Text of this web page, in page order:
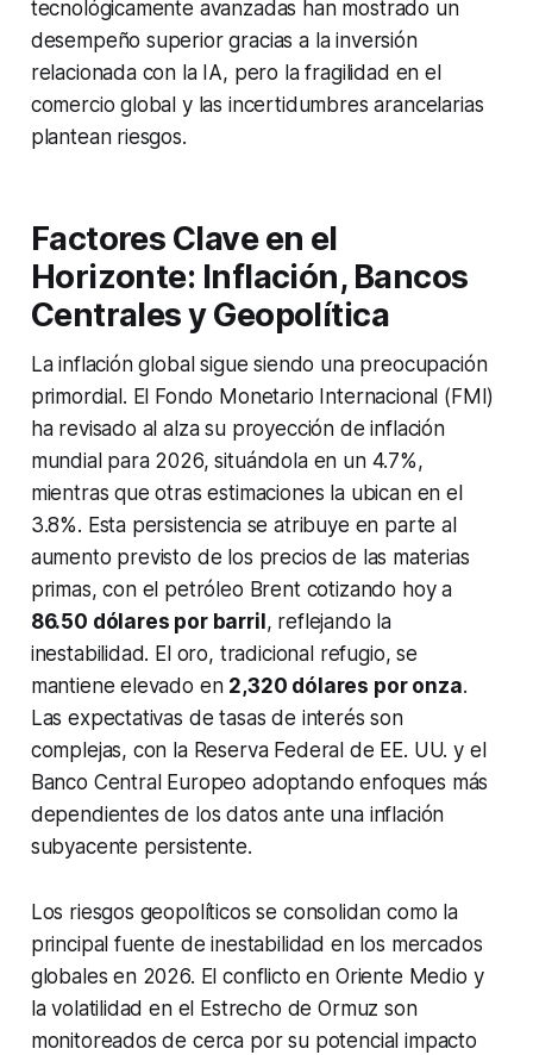
tecnológicamente avanzadas han mostrado un
desempeño superior gracias a la inversión
relacionada con la IA, pero la fragilidad en el
comercio global y las incertidumbres arancelarias
plantean riesgos.
Factores Clave en el
Horizonte: Inflación, Bancos
Centrales y Geopolítica
La inflación global sigue siendo una preocupación
primordial. El Fondo Monetario Internacional (FMI)
ha revisado al alza su proyección de inflación
mundial para 2026, situándola en un 4.7%,
mientras que otras estimaciones la ubican en el
3.8%. Esta persistencia se atribuye en parte al
aumento previsto de los precios de las materias
primas, con el petróleo Brent cotizando hoy a
86.50 dólares por barril , reflejando la
inestabilidad. El oro, tradicional refugio, se
mantiene elevado en 2,320 dólares por onza.
Las expectativas de tasas de interés son
complejas, con la Reserva Federal de EE. UU. y el
Banco Central Europeo adoptando enfoques más
dependientes de los datos ante una inflación
subyacente persistente.
Los riesgos geopolíticos se consolidan como la
principal fuente de inestabilidad en los mercados
globales en 2026. El conflicto en Oriente Medio y
la volatilidad en el Estrecho de Ormuz son
monitoreados de cerca por su potencial impacto